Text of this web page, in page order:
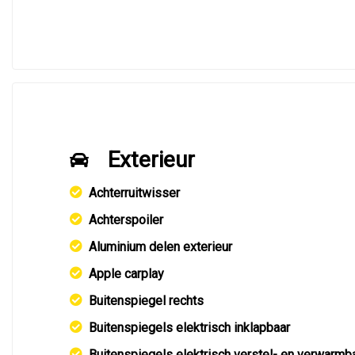
Exterieur
Achterruitwisser
Achterspoiler
Aluminium delen exterieur
Apple carplay
Buitenspiegel rechts
Buitenspiegels elektrisch inklapbaar